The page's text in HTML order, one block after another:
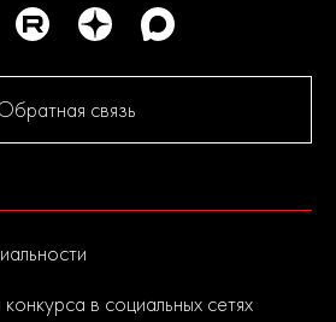
как динамичный и активно
продукцию
продукция проходит
от начинающих пользователей до
и легкость их обслуживания.
процесс в удовольствие.
связь
в социальных сетях